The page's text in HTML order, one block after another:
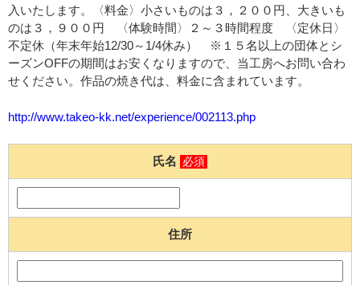
入いたします。〈料金〉小さいものは３，２００円、大きいも
のは３，９００円 〈体験時間〉２～３時間程度 〈定休日〉
不定休（年末年始12/30～1/4休み） ※１５名以上の団体とシ
ーズンOFFの期間はお安くなりますので、当工房へお問い合わ
せください。作品の焼き代は、料金に含まれています。
http://www.takeo-kk.net/experience/002113.php
氏名 必須
住所